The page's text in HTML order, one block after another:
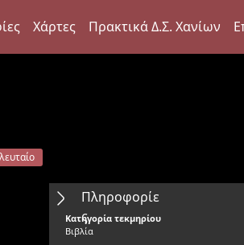
Χάρτες Πρακτικά Δ.Σ. Χανίων
Πληροφορίε
ς
Κατηγορία τεκμηρίου
Βιβλία